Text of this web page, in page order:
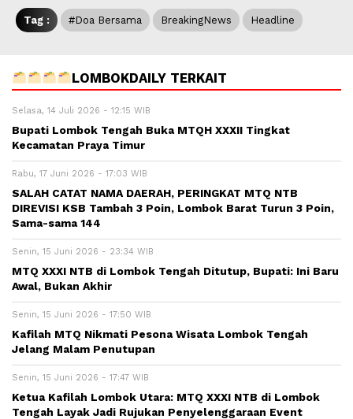
Tag : #Doa Bersama BreakingNews Headline
LOMBOKDAILY TERKAIT
Selasa, 14 Juli 2026 - 12:15 WIB
Bupati Lombok Tengah Buka MTQH XXXII Tingkat
Kecamatan Praya Timur
Rabu, 17 Juni 2026 - 17:03 WIB
SALAH CATAT NAMA DAERAH, PERINGKAT MTQ NTB
DIREVISI KSB Tambah 3 Poin, Lombok Barat Turun 3 Poin,
Sama-sama 144
Senin, 15 Juni 2026 - 23:34 WIB
MTQ XXXI NTB di Lombok Tengah Ditutup, Bupati: Ini Baru
Awal, Bukan Akhir
Senin, 15 Juni 2026 - 17:50 WIB
Kafilah MTQ Nikmati Pesona Wisata Lombok Tengah
Jelang Malam Penutupan
Senin, 15 Juni 2026 - 17:47 WIB
Ketua Kafilah Lombok Utara: MTQ XXXI NTB di Lombok
Tengah Layak Jadi Rujukan Penyelenggaraan Event